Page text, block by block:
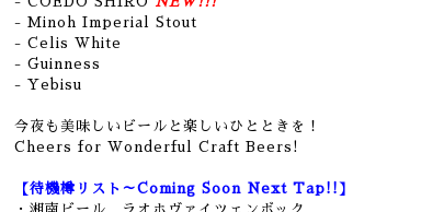
- Minoh Imperial Stout
- Celis White
- Guinness
- Yebisu
今夜も美味しいビールと楽しいひとときを！
Cheers for Wonderful Craft Beers!
【待機樽リスト～Coming Soon Next Tap!!】